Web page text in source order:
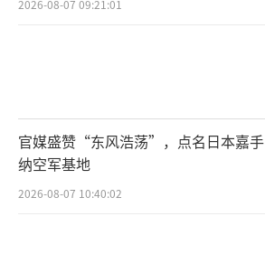
2026-08-07 09:21:01
官媒盛赞“东风浩荡”，点名日本嘉手
纳空军基地
2026-08-07 10:40:02